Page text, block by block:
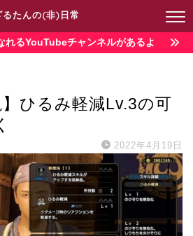
るたんの(非)日常
れるYouTubeチャンネルがあるよ
】ひるみ軽減Lv.3の可
2022年4月19日